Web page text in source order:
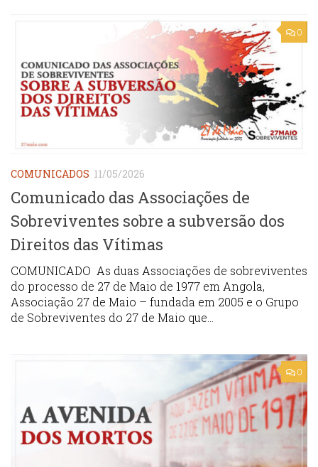
0
COMUNICADOS 11/05/2026
Comunicado das Associações de
Sobreviventes sobre a subversão dos
Direitos das Vítimas
COMUNICADO As duas Associações de sobreviventes
do processo de 27 de Maio de 1977 em Angola,
Associação 27 de Maio – fundada em 2005 e o Grupo
de Sobreviventes do 27 de Maio que...
0